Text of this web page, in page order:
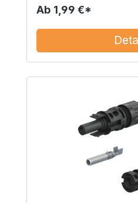
Ab 1,99 €*